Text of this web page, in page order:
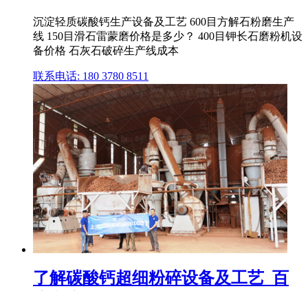
沉淀轻质碳酸钙生产设备及工艺 600目方解石粉磨生产
线 150目滑石雷蒙磨价格是多少？ 400目钾长石磨粉机设
备价格 石灰石破碎生产线成本
联系电话: 180 3780 8511
了解碳酸钙超细粉碎设备及工艺_百